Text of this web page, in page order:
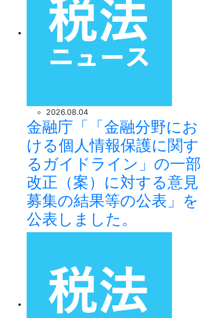
2026.08.04
金融庁「「金融分野にお
ける個人情報保護に関す
るガイドライン」の一部
改正（案）に対する意見
募集の結果等の公表」を
公表しました。